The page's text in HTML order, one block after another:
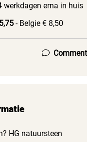
werkdagen erna in huis
- Belgie € 8,50
Comment
HG natuursteen